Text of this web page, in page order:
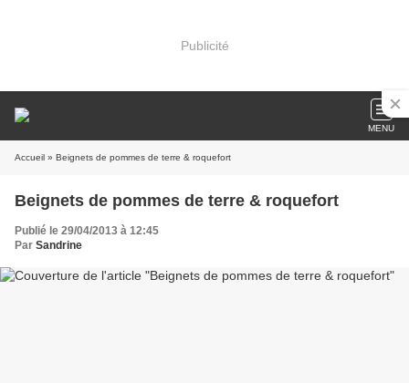
Publicité
MENU
Accueil » Beignets de pommes de terre & roquefort
Beignets de pommes de terre & roquefort
Publié le 29/04/2013 à 12:45
Par Sandrine